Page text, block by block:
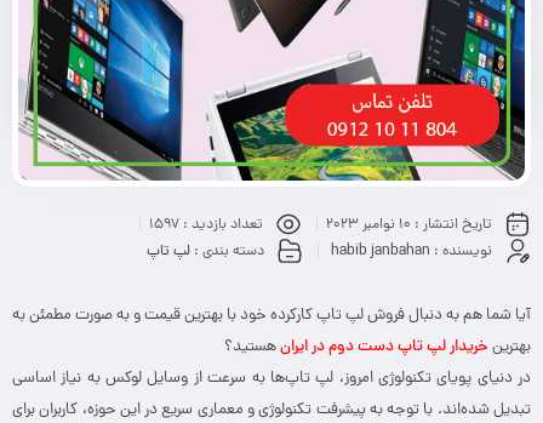
تاریخ انتشار : 10 نوامبر 2023 تعداد بازدید : 1597
نویسنده : habib janbahan دسته بندی : لپ تاپ
آیا شما هم به دنبال فروش لپ تاپ کارکرده خود با بهترین قیمت و به صورت مطمئن به
بهترین خریدار لپ تاپ دست دوم در ایرانهستید؟
در دنیای پویای تکنولوژی امروز، لپ تاپ‌ها به سرعت از وسایل لوکس به نیاز اساسی
تبدیل شده‌اند. با توجه به پیشرفت تکنولوژی و معماری سریع در این حوزه، کاربران برای